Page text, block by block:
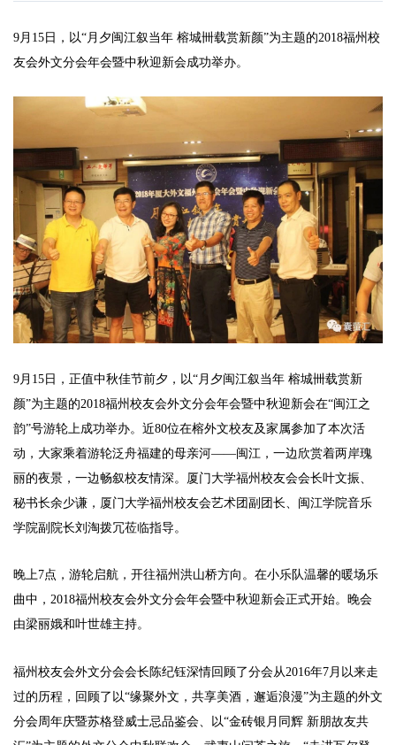
‍9月15日，以“月夕闽江叙当年 榕城卌载赏新颜”为主题的2018福州校
友会外文分会年会暨中秋迎新会成功举办。
9月15日，正值中秋佳节前夕，以“月夕闽江叙当年 榕城卌载赏新
颜”为主题的2018福州校友会外文分会年会暨中秋迎新会在“闽江之
韵”号游轮上成功举办。近80位在榕外文校友及家属参加了本次活
动，大家乘着游轮泛舟福建的母亲河——闽江，一边欣赏着两岸瑰
丽的夜景，一边畅叙校友情深。厦门大学福州校友会会长叶文振、
秘书长余少谦，厦门大学福州校友会艺术团副团长、闽江学院音乐
学院副院长刘淘拨冗莅临指导。
晚上7点，游轮启航，开往福州洪山桥方向。在小乐队温馨的暖场乐
曲中，2018福州校友会外文分会年会暨中秋迎新会正式开始。晚会
由梁丽娥和叶世雄主持。
福州校友会外文分会会长陈纪钰深情回顾了分会从2016年7月以来走
过的历程，回顾了以“缘聚外文，共享美酒，邂逅浪漫”为主题的外文
分会周年庆暨苏格登威士忌品鉴会、以“金砖银月同辉 新朋故友共